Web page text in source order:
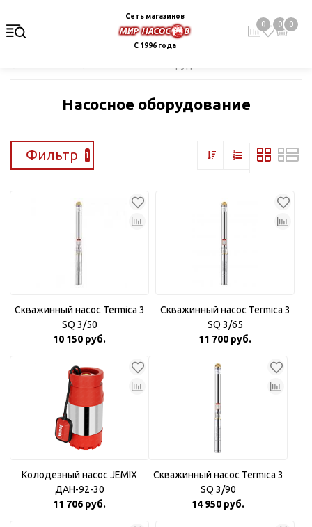
Сеть магазинов
С 1996 года
0 0 0
Насосное оборудование
Фильтр 1
Скважинный насос Termica 3
SQ 3/50
10 150 руб.
Скважинный насос Termica 3
SQ 3/65
11 700 руб.
Колодезный насос JEMIX
ДАН-92-30
11 706 руб.
Скважинный насос Termica 3
SQ 3/90
14 950 руб.